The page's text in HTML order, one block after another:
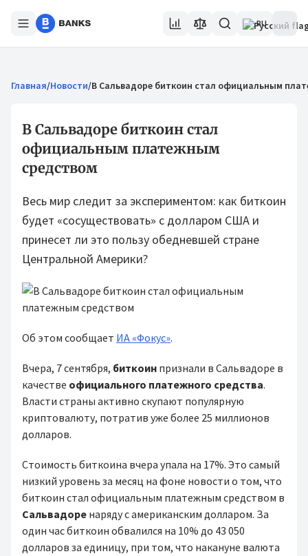
RU
Главная/Новости/В Сальвадоре биткоин стал официальным
В Сальвадоре биткоин стал
официальным платежным
средством
Весь мир следит за экспериментом: как биткоин
будет «сосуществовать» с долларом США и
принесет ли это пользу обедневшей стране
Центральной Америки?
Об этом сообщает ИА «Фокус».
Вчера, 7 сентября, биткоин признали в Сальвадоре в
качестве официального платежного средства.
Власти страны активно скупают популярную
криптовалюту, потратив уже более 25 миллионов
долларов.
Стоимость биткоина вчера упала на 17%. Это самый
низкий уровень за месяц на фоне новости о том, что
биткоин стал официальным платежным средством в
Сальвадоре наряду с американским долларом. За
один час биткоин обвалился на 10% до 43 050
долларов за единицу, при том, что накануне валюта